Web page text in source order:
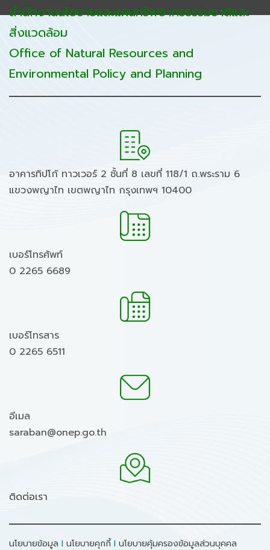
สำนักงานนโยบายและแผนทรัพยากรธรรมชาติและ
สิ่งแวดล้อม
Office of Natural Resources and
Environmental Policy and Planning
อาคารทิปโก้ ทาวเวอร์ 2 ชั้นที่ 8 เลขที่ 118/1 ถ.พระราม 6
แขวงพญาไท เขตพญาไท กรุงเทพฯ 10400
เบอร์โทรศัพท์
0 2265 6689
เบอร์โทรสาร
0 2265 6511
อีเมล
saraban@onep.go.th
ติดต่อเรา
นโยบายข้อมูล I นโยบายคุกกี้ I นโยบายคุ้มครองข้อมูลส่วนบุคคล